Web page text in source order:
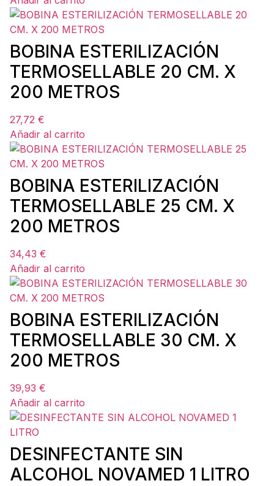
BOBINA ESTERILIZACIÓN
TERMOSELLABLE 20 CM. X
200 METROS
27,72 €
Añadir al carrito
BOBINA ESTERILIZACIÓN
TERMOSELLABLE 25 CM. X
200 METROS
34,43 €
Añadir al carrito
BOBINA ESTERILIZACIÓN
TERMOSELLABLE 30 CM. X
200 METROS
39,93 €
Añadir al carrito
DESINFECTANTE SIN
ALCOHOL NOVAMED 1 LITRO